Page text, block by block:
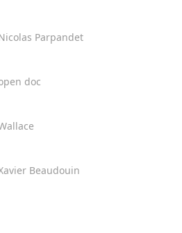
Parpandet
doc
Beaudouin